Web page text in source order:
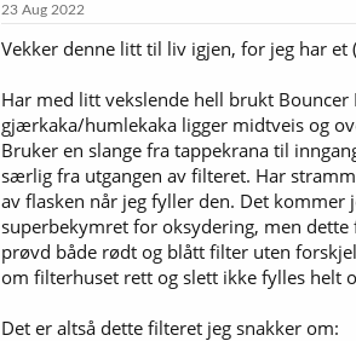
23 Aug 2022
Vekker denne litt til liv igjen, for jeg har
Har med litt vekslende hell brukt
gjærkaka/humlekaka ligger midtveis og
Bruker en slange fra tappekrana til
særlig fra utgangen av filteret. Har
av flasken når jeg fyller den. Det
superbekymret for oksydering, men
prøvd både rødt og blått filter uten
om filterhuset rett og slett ikke fylles helt
Det er altså dette filteret jeg snakker om: